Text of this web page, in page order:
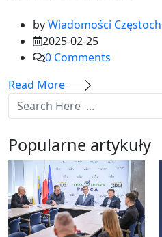
byWiadomości
2025-02-25
0 Comments
Read More
Popularne artykuły